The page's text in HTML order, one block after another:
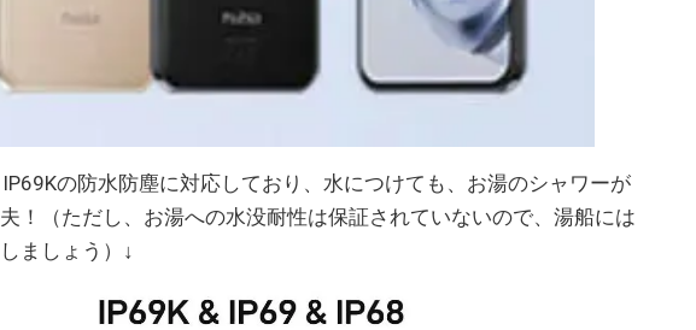
の防水防塵に対応しており、水につけても、お湯のシャワーが
！（ただし、お湯への水没耐性は保証されていないので、湯船には
ましょう）↓